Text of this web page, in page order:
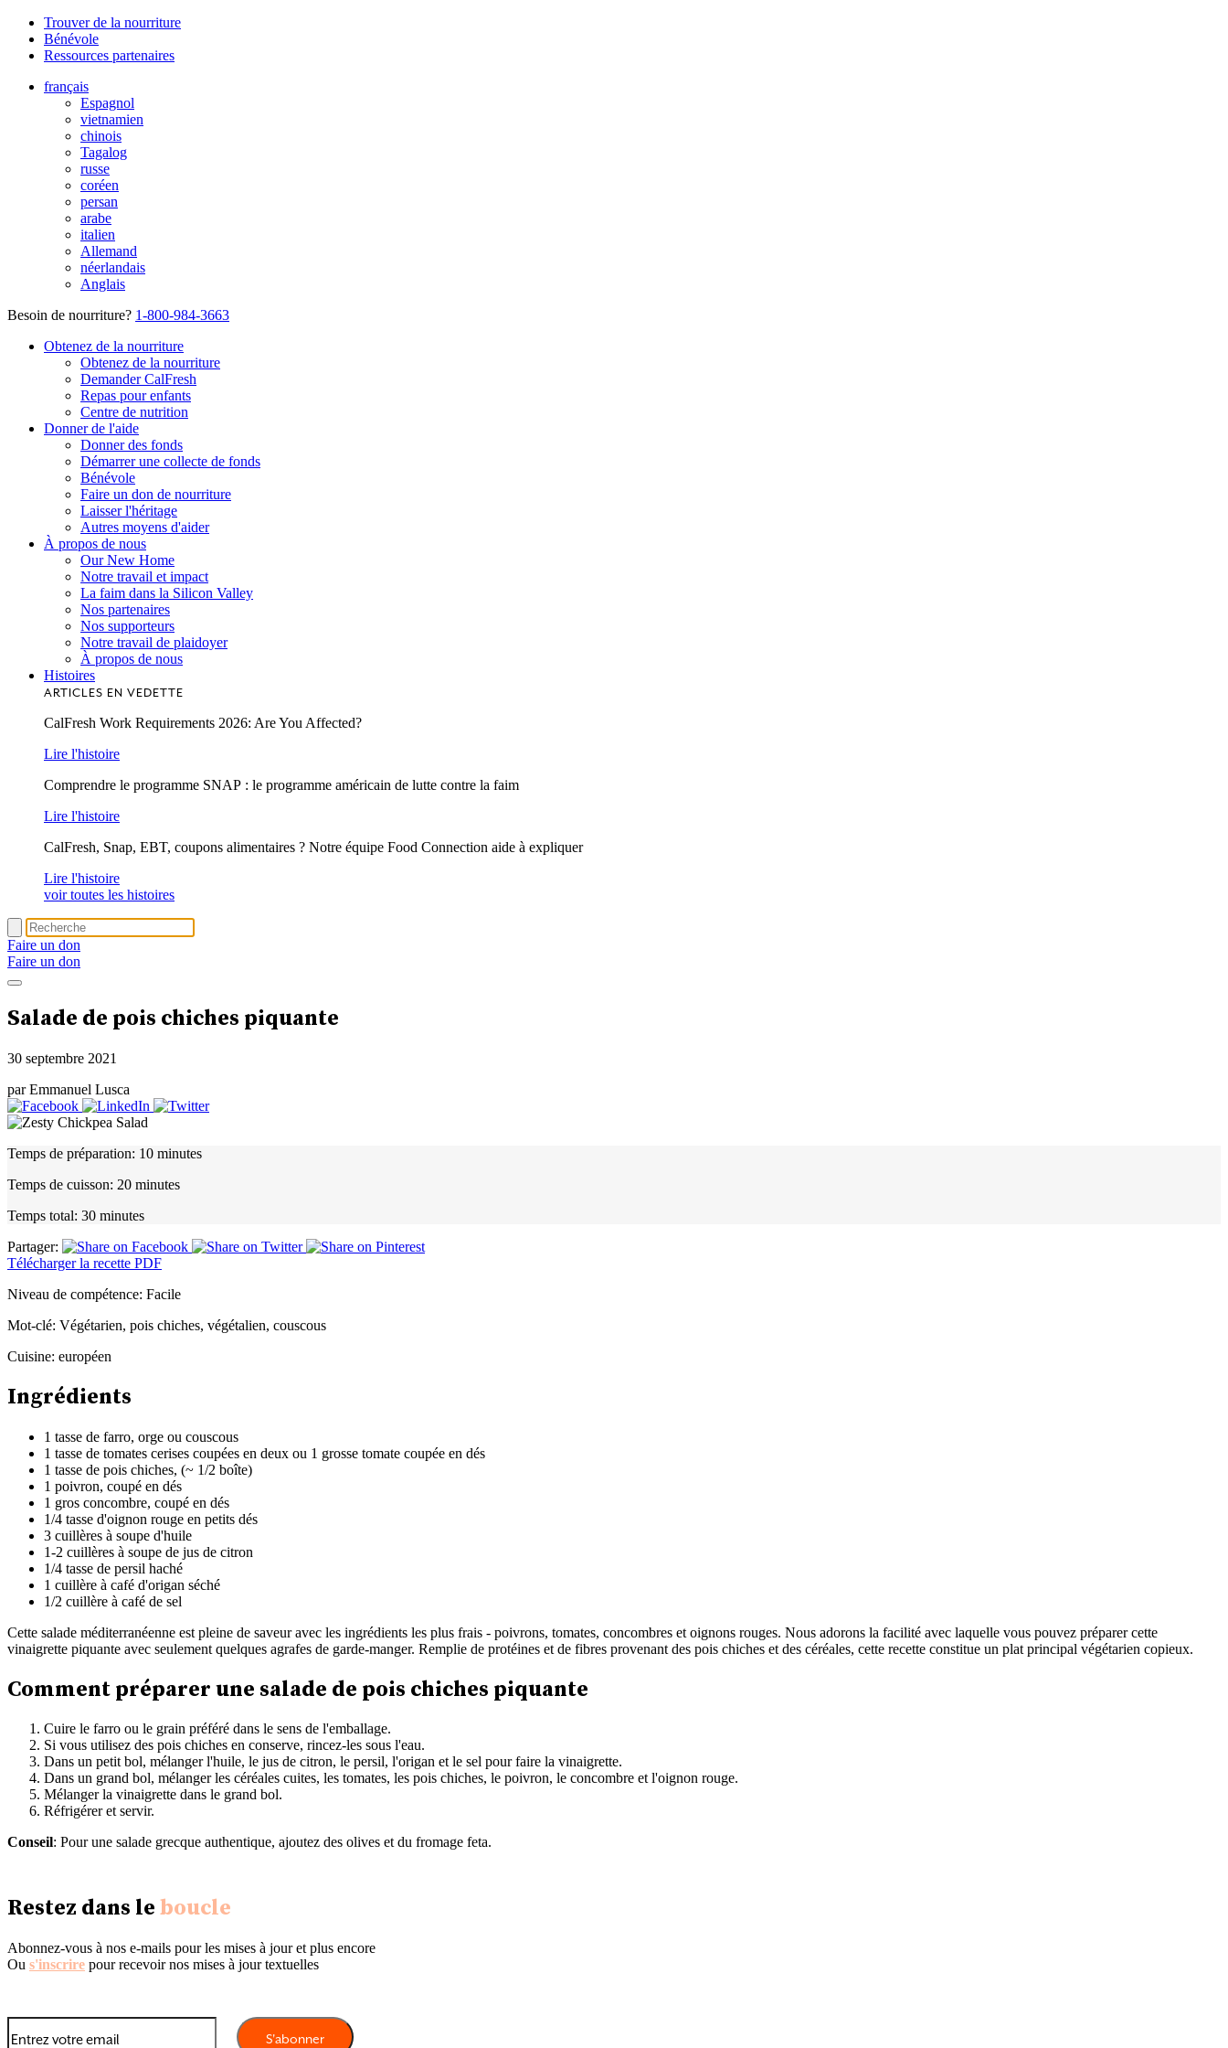
Trouver de la nourriture
Bénévole
Ressources partenaires
français
Espagnol
vietnamien
chinois
Tagalog
russe
coréen
persan
arabe
italien
Allemand
néerlandais
Anglais
Besoin de nourriture? 1-800-984-3663
Obtenez de la nourriture
Obtenez de la nourriture
Demander CalFresh
Repas pour enfants
Centre de nutrition
Donner de l'aide
Donner des fonds
Démarrer une collecte de fonds
Bénévole
Faire un don de nourriture
Laisser l'héritage
Autres moyens d'aider
À propos de nous
Our New Home
Notre travail et impact
La faim dans la Silicon Valley
Nos partenaires
Nos supporteurs
Notre travail de plaidoyer
À propos de nous
Histoires
ARTICLES EN VEDETTE
CalFresh Work Requirements 2026: Are You Affected?
Lire l'histoire
Comprendre le programme SNAP : le programme américain de lutte contre la faim
Lire l'histoire
CalFresh, Snap, EBT, coupons alimentaires ? Notre équipe Food Connection aide à expliquer
Lire l'histoire
voir toutes les histoires
Faire un don
Faire un don
Salade de pois chiches piquante
30 septembre 2021
par Emmanuel Lusca
Temps de préparation: 10 minutes
Temps de cuisson: 20 minutes
Temps total: 30 minutes
Partager:
Télécharger la recette PDF
Niveau de compétence: Facile
Mot-clé: Végétarien, pois chiches, végétalien, couscous
Cuisine: européen
Ingrédients
1 tasse de farro, orge ou couscous
1 tasse de tomates cerises coupées en deux ou 1 grosse tomate coupée en dés
1 tasse de pois chiches, (~ 1/2 boîte)
1 poivron, coupé en dés
1 gros concombre, coupé en dés
1/4 tasse d'oignon rouge en petits dés
3 cuillères à soupe d'huile
1-2 cuillères à soupe de jus de citron
1/4 tasse de persil haché
1 cuillère à café d'origan séché
1/2 cuillère à café de sel
Cette salade méditerranéenne est pleine de saveur avec les ingrédients les plus frais - poivrons, tomates, concombres et oignons rouges. Nous adorons la facilité avec laquelle vous pouvez préparer cette
vinaigrette piquante avec seulement quelques agrafes de garde-manger. Remplie de protéines et de fibres provenant des pois chiches et des céréales, cette recette constitue un plat principal végétarien copieux.
Comment préparer une salade de pois chiches piquante
Cuire le farro ou le grain préféré dans le sens de l'emballage.
Si vous utilisez des pois chiches en conserve, rincez-les sous l'eau.
Dans un petit bol, mélanger l'huile, le jus de citron, le persil, l'origan et le sel pour faire la vinaigrette.
Dans un grand bol, mélanger les céréales cuites, les tomates, les pois chiches, le poivron, le concombre et l'oignon rouge.
Mélanger la vinaigrette dans le grand bol.
Réfrigérer et servir.
Conseil: Pour une salade grecque authentique, ajoutez des olives et du fromage feta.
Restez dans le boucle
Abonnez-vous à nos e-mails pour les mises à jour et plus encore
Ou s'inscrire pour recevoir nos mises à jour textuelles